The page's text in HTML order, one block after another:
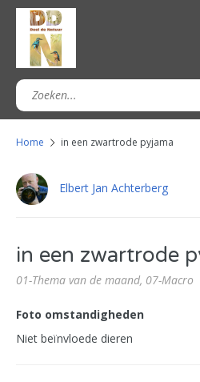
Home in een zwartrode pyjama
Elbert Jan Achterberg
in een zwartrode
01-Thema van de maand, 07-Macro
Foto omstandigheden
Niet beïnvloede dieren